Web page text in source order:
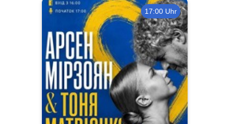
17:00 Uhr